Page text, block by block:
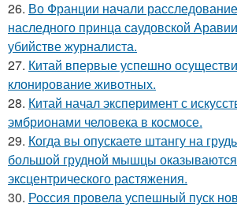
26. Во Франции начали
наследного принца саудовской
убийстве журналиста.
27. Китай впервые успешно
клонирование животных.
28. Китай начал эксперимент с
эмбрионами человека в космосе.
29. Когда вы опускаете штангу на
большой грудной мышцы
эксцентрического растяжения.
30. Россия провела успешный пуск